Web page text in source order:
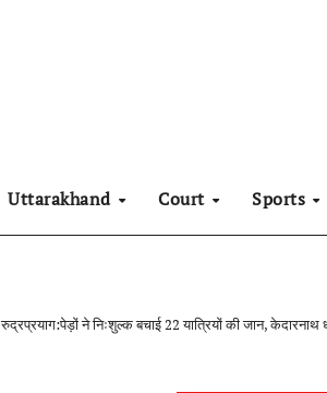
Uttarakhand Court Sports
रुद्रप्रयाग:पेड़ों ने निःशुल्क बचाई 22 यात्रियों की जान,